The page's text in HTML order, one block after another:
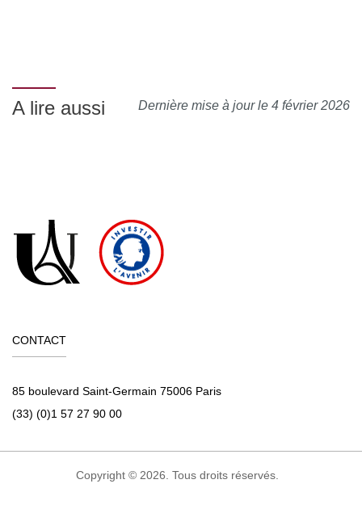
Dernière mise à jour le 4 février 2026
A lire aussi
CONTACT
85 boulevard Saint-Germain 75006 Paris
(33) (0)1 57 27 90 00
Copyright © 2026. Tous droits réservés.